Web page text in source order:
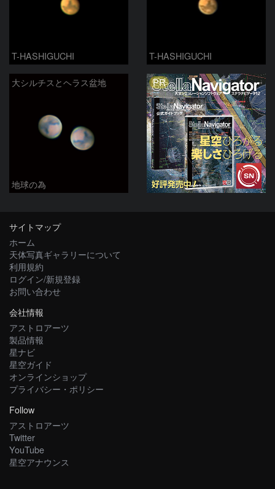
T-HASHIGUCHI T-HASHIGUCHI
大シルチスとヘラス盆地
地球の為
PR
サイトマップ
ホーム
天体写真ギャラリーについて
利用規約
ログイン/新規登録
お問い合わせ
会社情報
アストロアーツ
製品情報
星ナビ
星空ガイド
オンラインショップ
プライバシー・ポリシー
Follow
アストロアーツ
Twitter
YouTube
星空アナウンス